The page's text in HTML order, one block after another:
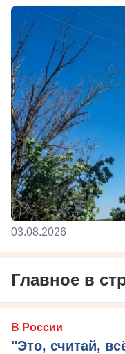
03.08.2026
Главное в
В России
"Это, считай,